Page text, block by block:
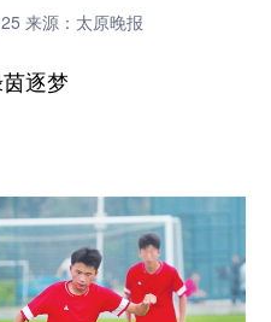
全球连线
量子
图片 政务
金融
信息化 数字经济
来源：太原晚报
逐梦